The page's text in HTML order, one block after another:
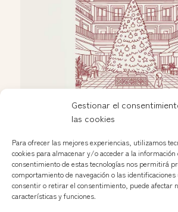
Gestionar el
las cookies
Para ofrecer las mejores experiencias, utilizamos
cookies para almacenar y/o acceder a la
consentimiento de estas tecnologías nos permitirá
comportamiento de navegación o las
consentir o retirar el consentimiento, puede afectar
características y funciones.
Celebración navideña en las
Ver más »